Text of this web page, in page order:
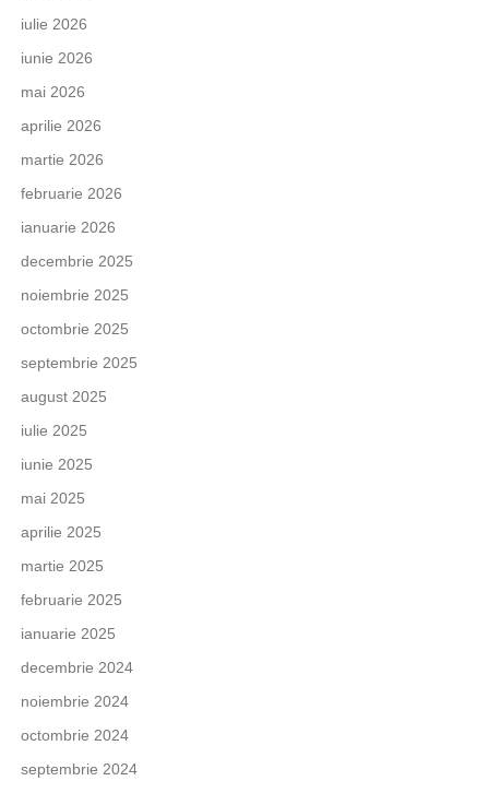
iulie 2026
iunie 2026
mai 2026
aprilie 2026
martie 2026
februarie 2026
ianuarie 2026
decembrie 2025
noiembrie 2025
octombrie 2025
septembrie 2025
august 2025
iulie 2025
iunie 2025
mai 2025
aprilie 2025
martie 2025
februarie 2025
ianuarie 2025
decembrie 2024
noiembrie 2024
octombrie 2024
septembrie 2024